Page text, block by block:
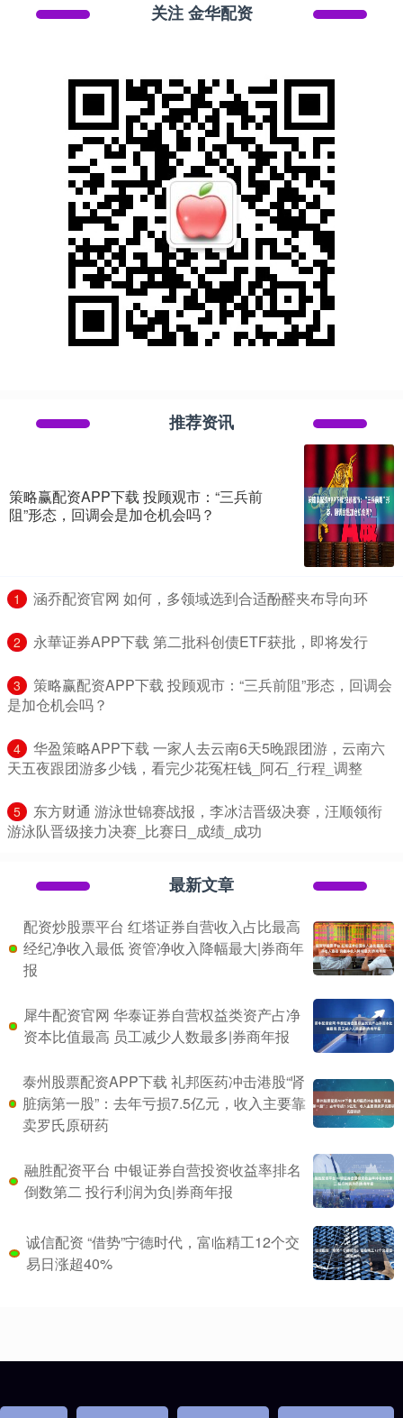
关注 金华配资
推荐资讯
策略赢配资APP下载 投顾观市：“三兵前
阻”形态，回调会是加仓机会吗？
1 ​涵乔配资官网 如何，多领域选到合适酚醛夹布导向环
2 ​永華证券APP下载 第二批科创债ETF获批，即将发行
3
​策略赢配资APP下载 投顾观市：“三兵前阻”形态，回调会
是加仓机会吗？
4
​华盈策略APP下载 一家人去云南6天5晚跟团游，云南六
天五夜跟团游多少钱，看完少花冤枉钱_阿石_行程_调整
5
​东方财通 游泳世锦赛战报，李冰洁晋级决赛，汪顺领衔
游泳队晋级接力决赛_比赛日_成绩_成功
最新文章
配资炒股票平台 红塔证券自营收入占比最高
经纪净收入最低 资管净收入降幅最大|券商年
报
犀牛配资官网 华泰证券自营权益类资产占净
资本比值最高 员工减少人数最多|券商年报
泰州股票配资APP下载 礼邦医药冲击港股“肾
脏病第一股”：去年亏损7.5亿元，收入主要靠
卖罗氏原研药
融胜配资平台 中银证券自营投资收益率排名
倒数第二 投行利润为负|券商年报
诚信配资 “借势”宁德时代，富临精工12个交
易日涨超40%